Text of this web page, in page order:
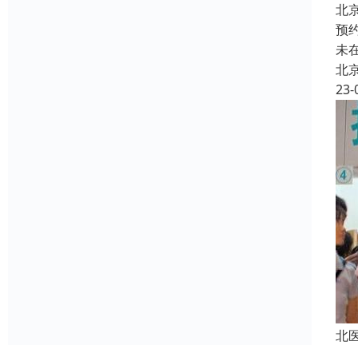
北
预
未
北
23-
北